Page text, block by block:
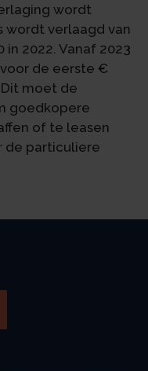
wordt
wordt verlaagd van
in 2022. Vanaf 2023
de eerste €
moet de
goedkopere
of te leasen
de particuliere